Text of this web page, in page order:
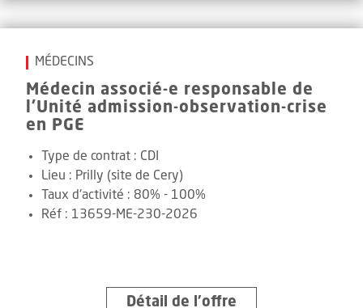
MÉDECINS
Médecin associé-e responsable de
l'Unité admission-observation-crise
en PGE
Type de contrat : CDI
Lieu : Prilly (site de Cery)
Taux d'activité : 80% - 100%
Réf : 13659-ME-230-2026
Détail de l’offre